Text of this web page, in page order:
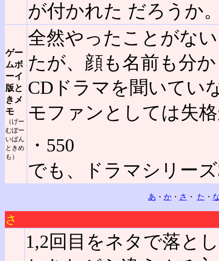
が付かれた だろうか
ゲー
ムボ
ーイ
版と
きメ
モ
（げー
むぼー
いばん
ときめ
も）
全然やったことがな
たが、顔も名前も分
CDドラマを聞いてい
モファンとしては失
・550
でも、ドラマシリー
あ ・ か・ さ ・ た ・
さ
1,2回目をネタで落と